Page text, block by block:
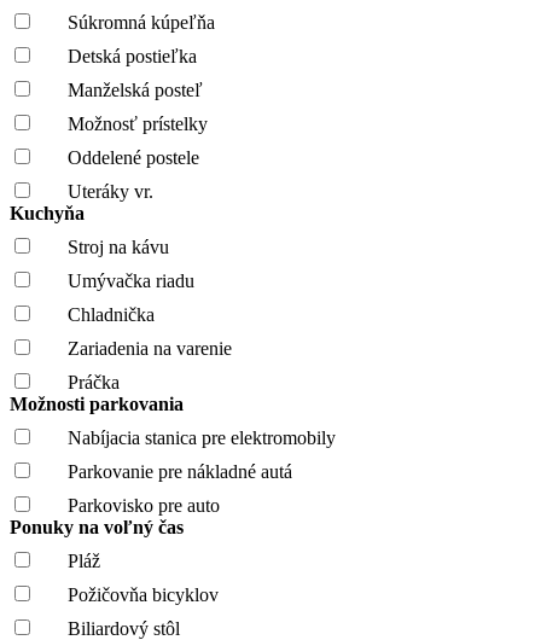
Súkromná kúpeľňa
Detská postieľka
Manželská posteľ
Možnosť prístelky
Oddelené postele
Uteráky vr.
Kuchyňa
Stroj na kávu
Umývačka riadu
Chladnička
Zariadenia na varenie
Práčka
Možnosti parkovania
Nabíjacia stanica pre elektromobily
Parkovanie pre nákladné autá
Parkovisko pre auto
Ponuky na voľný čas
Pláž
Požičovňa bicyklov
Biliardový stôl